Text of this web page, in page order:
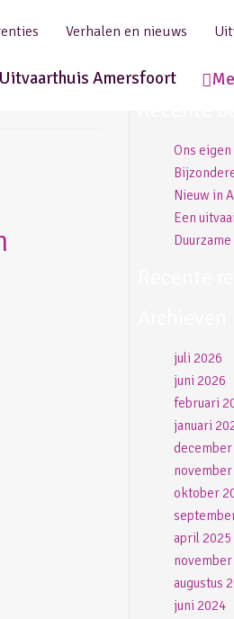
Verhalen en nieuws
Uitvaarthuis Amersfoort
Ons
Nieuw in
Een
juli 2026
juni 2026
februari
januari
december
oktober
april 2025
augustus
juni 2024